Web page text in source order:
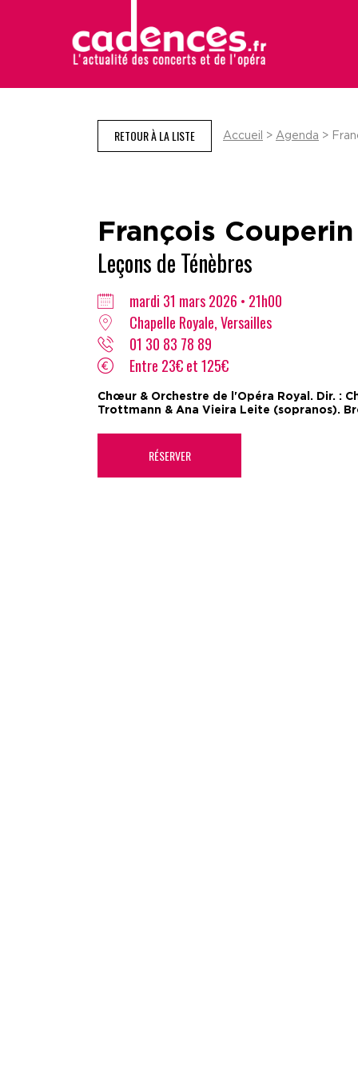
RETOUR À LA LISTE Accueil > Agenda >
François Couperin
Leçons de Ténèbres
mardi 31 mars 2026 • 21h00
Chapelle Royale, Versailles
01 30 83 78 89
Entre 23€ et 125€
Chœur & Orchestre de l'Opéra Royal. Dir. :
Trottmann & Ana Vieira Leite (sopranos).
RÉSERVER